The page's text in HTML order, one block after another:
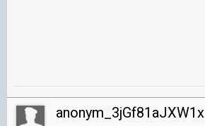
anonym_3jGf81aJXW1x